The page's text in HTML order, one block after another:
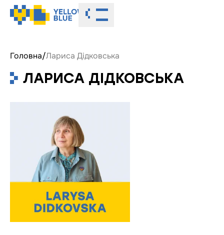
Toggle menu
Головна/Лариса Дідковська
ЛАРИСА ДІДКОВСЬКА